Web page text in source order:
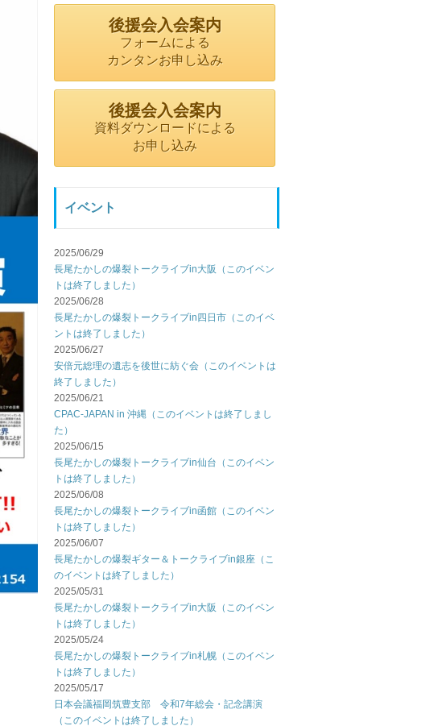
後援会入会案内
フォームによる
カンタンお申し込み
後援会入会案内
資料ダウンロードによる
お申し込み
イベント
2025/06/29
長尾たかしの爆裂トークライブin大阪（このイベン
トは終了しました）
2025/06/28
長尾たかしの爆裂トークライブin四日市（このイベ
ントは終了しました）
2025/06/27
安倍元総理の遺志を後世に紡ぐ会（このイベントは
終了しました）
2025/06/21
CPAC-JAPAN in 沖縄（このイベントは終了しまし
た）
2025/06/15
長尾たかしの爆裂トークライブin仙台（このイベン
トは終了しました）
2025/06/08
長尾たかしの爆裂トークライブin函館（このイベン
トは終了しました）
2025/06/07
長尾たかしの爆裂ギター＆トークライブin銀座（こ
のイベントは終了しました）
2025/05/31
長尾たかしの爆裂トークライブin大阪（このイベン
トは終了しました）
2025/05/24
長尾たかしの爆裂トークライブin札幌（このイベン
トは終了しました）
2025/05/17
日本会議福岡筑豊支部 令和7年総会・記念講演
（このイベントは終了しました）